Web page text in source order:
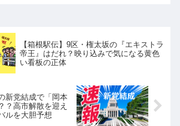
【箱根駅伝】9区・権太坂の『エキストラ
帝王』はだれ？映り込みで気になる黄色
い看板の正体
新党結成で「岡本
？高市解散を迎え
ルを大胆予想